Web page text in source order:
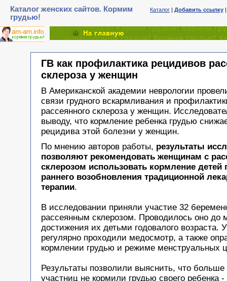
Каталог женских сайтов. Кормим
грудью!
Каталог | Добавить ссылку
ГВ как профилактика рецидивов
склероза у женщин
В Американской академии неврологии
связи грудного вскармливания и
рассеянного склероза у женщин.
выводу, что кормление ребенка грудью
рецидива этой болезни у женщин.
По мнению авторов работы, результаты
позволяют рекомендовать женщинам с
склерозом использовать кормление детей
раннего возобновления традиционной
терапии.
В исследовании приняли участие 32
рассеянным склерозом. Проводилось оно до
достижения их детьми годовалого возраста.
регулярно проходили медосмотр, а также
кормлении грудью и режиме менструальных
Результаты позволили выяснить, что
участниц не кормили грудью своего ребенка